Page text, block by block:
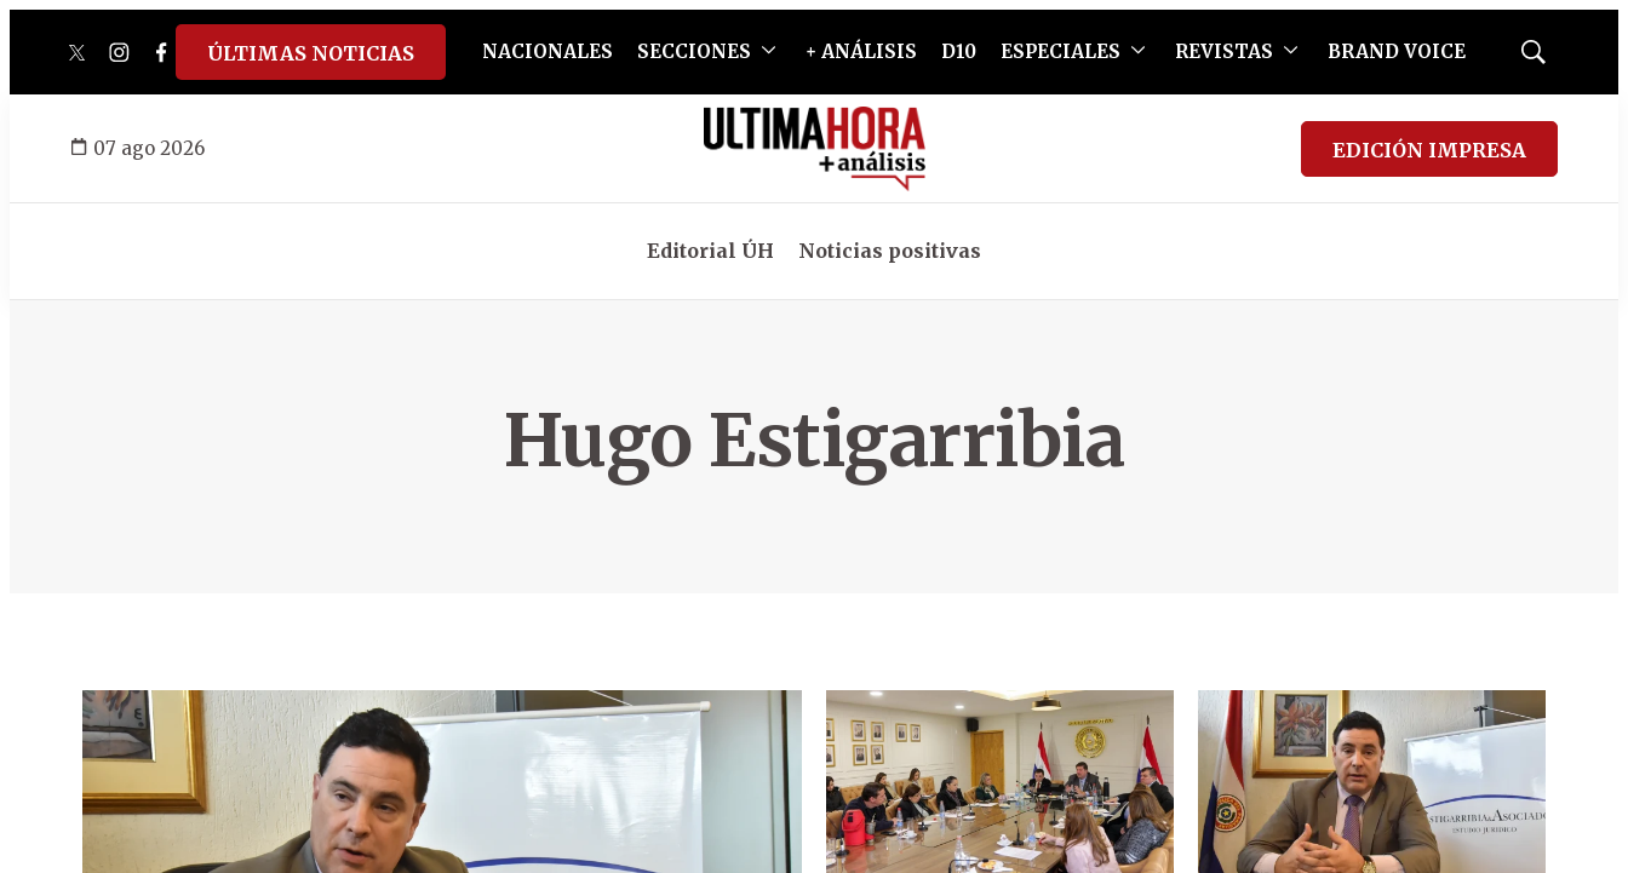
twitterinstagram
facebook
tiktokyoutube
spotify
ÚLTIMAS NOTICIAS NACIONALES SECCIONES + ANÁLISIS D10 ESPECIALES REVISTAS BRAND VOICE
Mostrar
07 ago 2026 EDICIÓN IMPRESA
Editorial ÚH Noticias positivas
Hugo Estigarribia